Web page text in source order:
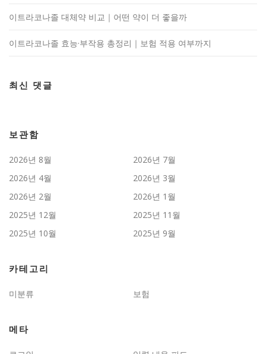
이트라코나졸 대체약 비교｜어떤 약이 더 좋을까
이트라코나졸 효능·부작용 총정리｜보험 적용 여부까지
최신 댓글
보관함
2026년 8월
2026년 7월
2026년 4월
2026년 3월
2026년 2월
2026년 1월
2025년 12월
2025년 11월
2025년 10월
2025년 9월
카테고리
미분류 보험
메타